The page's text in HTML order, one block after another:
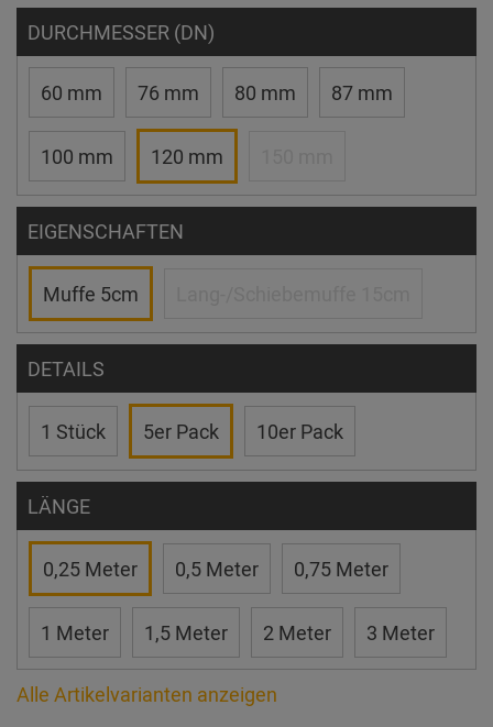
DURCHMESSER (DN)
60 mm 76 mm 80 mm 87 mm
100 mm 120 mm
EIGENSCHAFTEN
Muffe 5cm
DETAILS
1 Stück 5er Pack 10er Pack
LÄNGE
0,25 Meter 0,5 Meter 0,75 Meter
1 Meter 1,5 Meter 2 Meter 3 Meter
Alle Artikelvarianten anzeigen